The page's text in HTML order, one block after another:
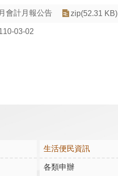
會計月報公告 zip(52.31 KB)
03-02
生活便民資訊
各類申辦